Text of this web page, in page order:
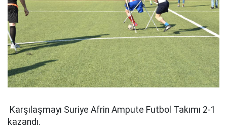
Karşılaşmayı Suriye Afrin Ampute Futbol Takımı 2-1
kazandı.